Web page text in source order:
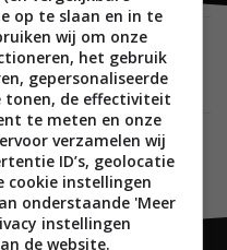
drie soundbars in
op te slaan en in te
wij om onze
het gebruik
gepersonaliseerde
de effectiviteit
te meten en onze
verzamelen wij
ID’s, geolocatie
cookie instellingen
onderstaande 'Meer
instellingen
de website.